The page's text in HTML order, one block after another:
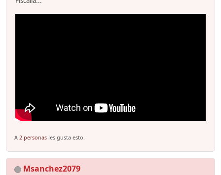
A 2 personas les gusta esto.
Msanchez2079